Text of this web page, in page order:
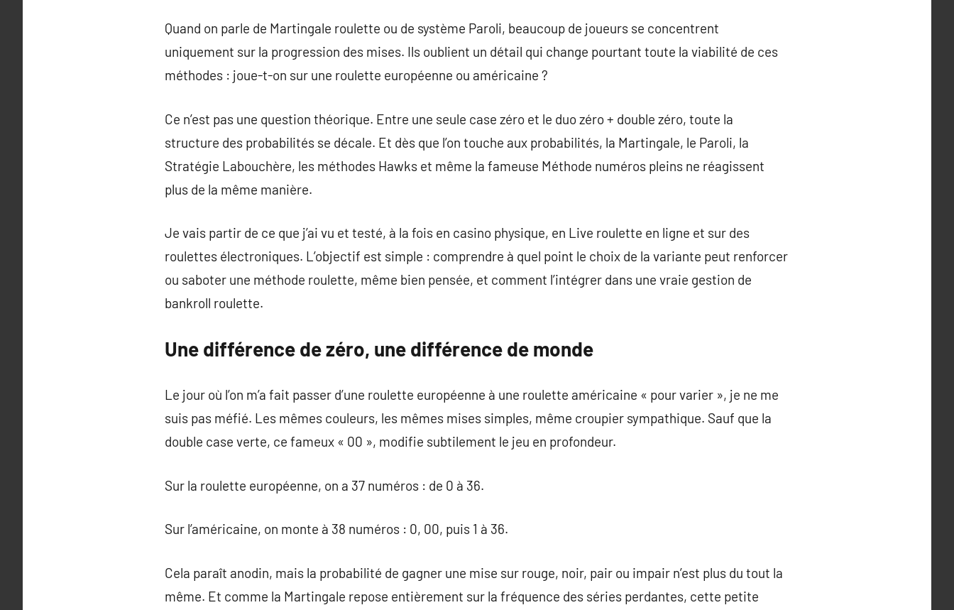
Quand on parle de Martingale roulette ou de système Paroli, beaucoup de joueurs se concentrent
uniquement sur la progression des mises. Ils oublient un détail qui change pourtant toute la viabilité de ces
méthodes : joue-t-on sur une roulette européenne ou américaine ?
Ce n’est pas une question théorique. Entre une seule case zéro et le duo zéro + double zéro, toute la
structure des probabilités se décale. Et dès que l’on touche aux probabilités, la Martingale, le Paroli, la
Stratégie Labouchère, les méthodes Hawks et même la fameuse Méthode numéros pleins ne réagissent
plus de la même manière.
Je vais partir de ce que j’ai vu et testé, à la fois en casino physique, en Live roulette en ligne et sur des
roulettes électroniques. L’objectif est simple : comprendre à quel point le choix de la variante peut renforcer
ou saboter une méthode roulette, même bien pensée, et comment l’intégrer dans une vraie gestion de
bankroll roulette.
Une différence de zéro, une différence de monde
Le jour où l’on m’a fait passer d’une roulette européenne à une roulette américaine « pour varier », je ne me
suis pas méfié. Les mêmes couleurs, les mêmes mises simples, même croupier sympathique. Sauf que la
double case verte, ce fameux « 00 », modifie subtilement le jeu en profondeur.
Sur la roulette européenne, on a 37 numéros : de 0 à 36.
Sur l’américaine, on monte à 38 numéros : 0, 00, puis 1 à 36.
Cela paraît anodin, mais la probabilité de gagner une mise sur rouge, noir, pair ou impair n’est plus du tout la
même. Et comme la Martingale repose entièrement sur la fréquence des séries perdantes, cette petite